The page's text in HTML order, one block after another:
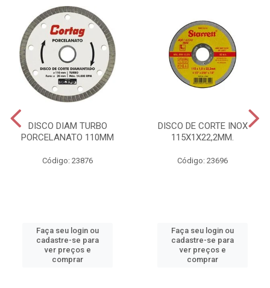
DISCO DIAM TURBO
PORCELANATO 110MM
Código: 23876
Faça seu login ou
cadastre-se para
ver preços e
comprar
DISCO DE CORTE INOX
115X1X22,2MM.
Código: 23696
Faça seu login ou
cadastre-se para
ver preços e
comprar